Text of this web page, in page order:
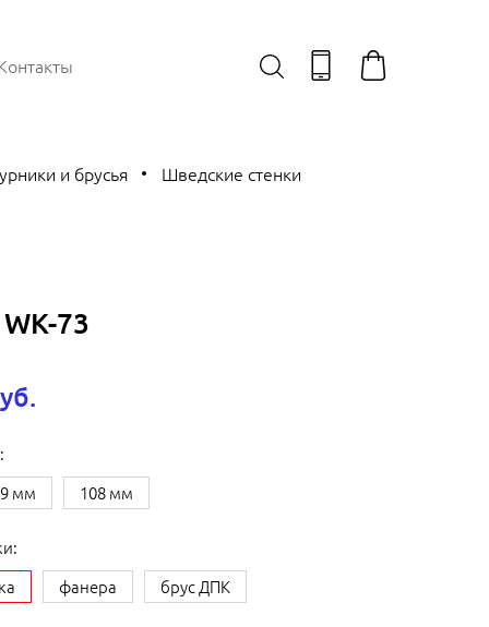
и брусья Шведские стенки
73
мм 108 мм
фанера брус ДПК